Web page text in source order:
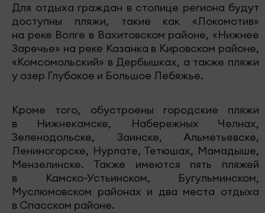
Для отдыха граждан в столице региона будут
доступны пляжи, такие как «Локомотив»
на реке Волге в Вахитовском районе, «Нижнее
Заречье» на реке Казанка в Кировском районе,
«Комсомольский» в Дербышках, а также пляжи
у озер Глубокое и Большое Лебяжье.
Кроме того, обустроены городские пляжи
в Нижнекамске, Набережных Челнах,
Зеленодольске, Заинске, Альметьевске,
Лениногорске, Нурлате, Тетюшах, Мамадыше,
Мензелинске. Также имеются пять пляжей
в Камско-Устьинском, Бугульминском,
Муслюмовском районах и два места отдыха
в Спасском районе.